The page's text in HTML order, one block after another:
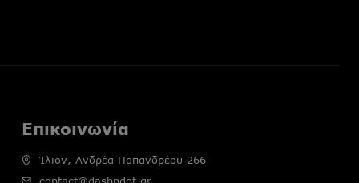
Επικοινωνία
Ίλιον, Ανδρέα Παπανδρέου 266
contact@dashndot.gr